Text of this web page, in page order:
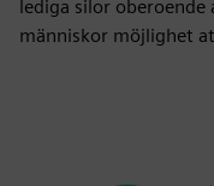
lediga silor oberoende
människor möjlighet